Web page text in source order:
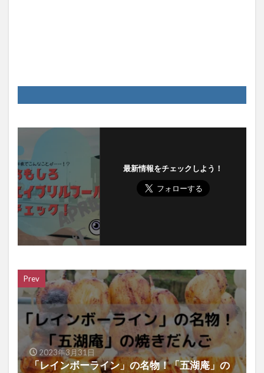
最新情報をチェックしよう！
Prev
2023年3月31日
「レインボーライン」の名物！「五湖庵」の